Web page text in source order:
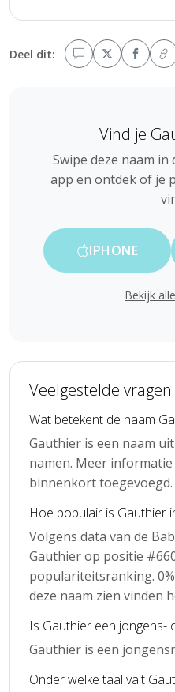
Deel dit:
Vind je
Swipe deze naam in
app en ontdek of je
IPHONE
Bekijk
Veelgestelde
Wat betekent de naam
Gauthier is een naam
namen. Meer
binnenkort toegevoegd.
Hoe populair is Gauthier
Volgens data van de
Gauthier op positie
populariteitsranking.
deze naam zien vinden
Is Gauthier een jongens-
Gauthier is een
Onder welke taal valt